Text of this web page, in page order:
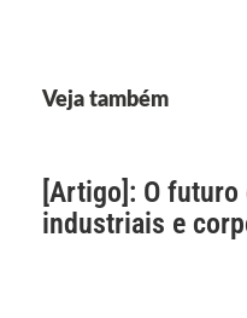
Veja também
[Artigo]: O futuro
industriais e